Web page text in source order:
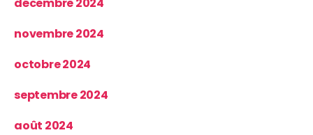
novembre 2024
octobre 2024
septembre 2024
août 2024